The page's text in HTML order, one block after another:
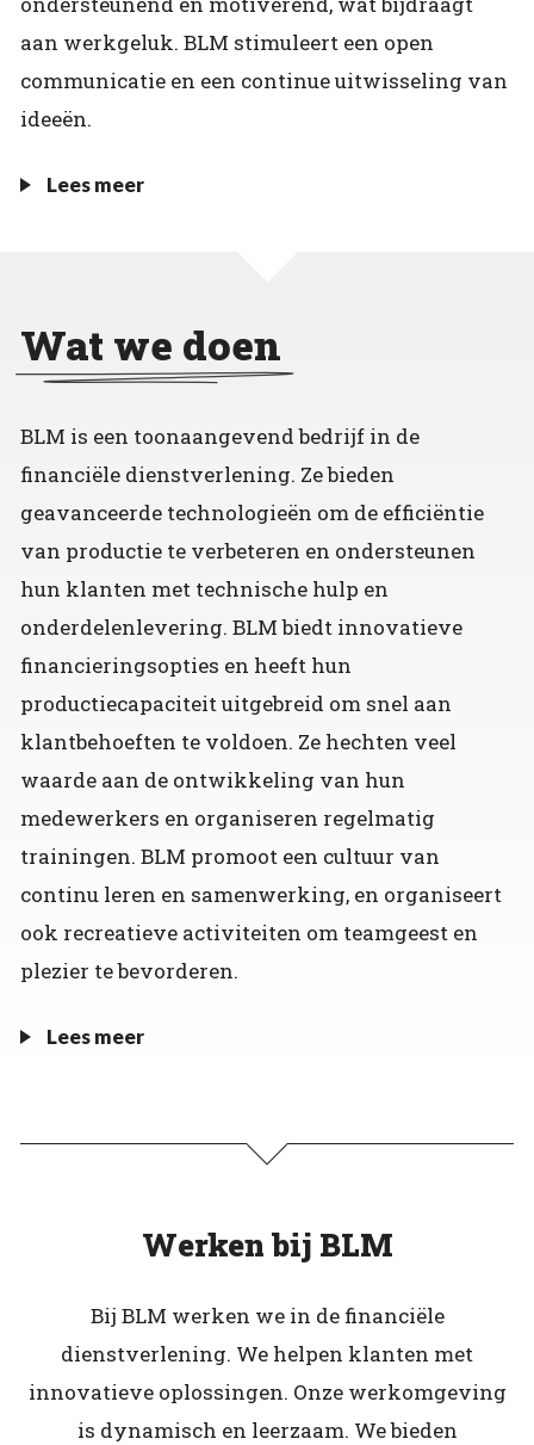
aan werkgeluk. BLM stimuleert een open
communicatie en een continue uitwisseling van
ideeën.
Lees meer
Wat we doen
BLM is een toonaangevend bedrijf in de
financiële dienstverlening. Ze bieden
geavanceerde technologieën om de efficiëntie
van productie te verbeteren en ondersteunen
hun klanten met technische hulp en
onderdelenlevering. BLM biedt innovatieve
financieringsopties en heeft hun
productiecapaciteit uitgebreid om snel aan
klantbehoeften te voldoen. Ze hechten veel
waarde aan de ontwikkeling van hun
medewerkers en organiseren regelmatig
trainingen. BLM promoot een cultuur van
continu leren en samenwerking, en organiseert
ook recreatieve activiteiten om teamgeest en
plezier te bevorderen.
Lees meer
Werken bij BLM
Bij BLM werken we in de financiële
dienstverlening. We helpen klanten met
innovatieve oplossingen. Onze werkomgeving
is dynamisch en leerzaam. We bieden